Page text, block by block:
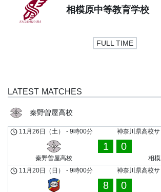
相模原中等教育学校
FULL TIME
LATEST MATCHES
秦野曽屋高校
神奈川県高校
11月26日（土） - 9時00分
秦野曽屋高校
1 0
相
神奈川県高校
11月20日（日） - 9時00分
8 0